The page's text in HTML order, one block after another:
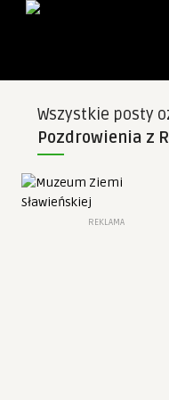
Wszystkie posty
Pozdrowienia z
REKLAMA